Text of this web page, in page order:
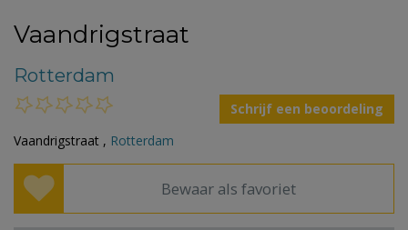
Vaandrigstraat
Rotterdam
Schrijf een beoordeling
Vaandrigstraat , Rotterdam
Bewaar als favoriet